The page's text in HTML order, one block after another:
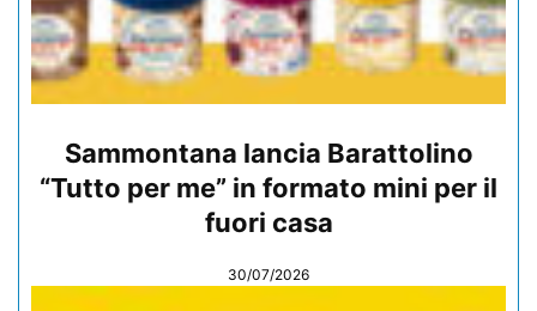
Sammontana lancia Barattolino
“Tutto per me” in formato mini per il
fuori casa
30/07/2026